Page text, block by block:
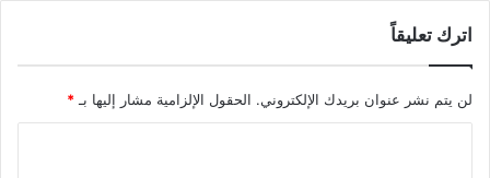
اترك تعليقاً
لن يتم نشر عنوان بريدك الإلكتروني. الحقول الإلزامية مشار إليها بـ *